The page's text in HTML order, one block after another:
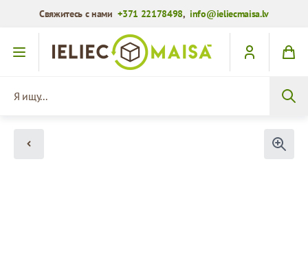
Свяжитесь с нами+371 22178498,info@ieliecmaisa.lv
Перейти к содержимому